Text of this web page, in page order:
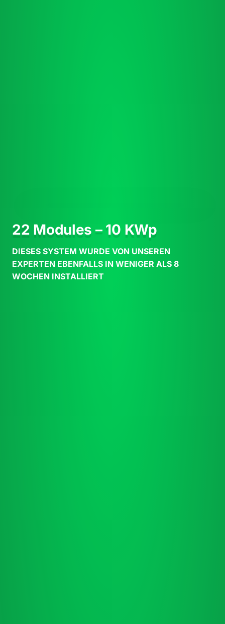
22 Modules – 10 KWp
DIESES SYSTEM WURDE VON UNSEREN
EXPERTEN EBENFALLS IN WENIGER ALS 8
WOCHEN INSTALLIERT